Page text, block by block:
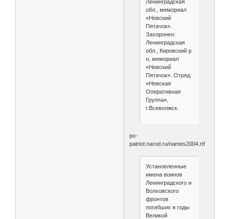
Ленинградская
обл., мемориал
«Невский
Пятачок».
Захоронен:
Ленинградская
обл., Кировский р
н, мемориал
«Невский
Пятачок». Отряд:
«Невская
Оперативная
Группа»,
г.Всеволжск.
po-
patriot.narod.ru/names2004.rtf
Установленные
имена воинов
Ленинградского и
Волховского
фронтов
погибших в годы
Великой